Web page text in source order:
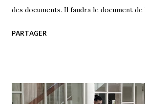
des documents. Il faudra le document de
mois. Plus aucune inscription ne sera
PARTAGER